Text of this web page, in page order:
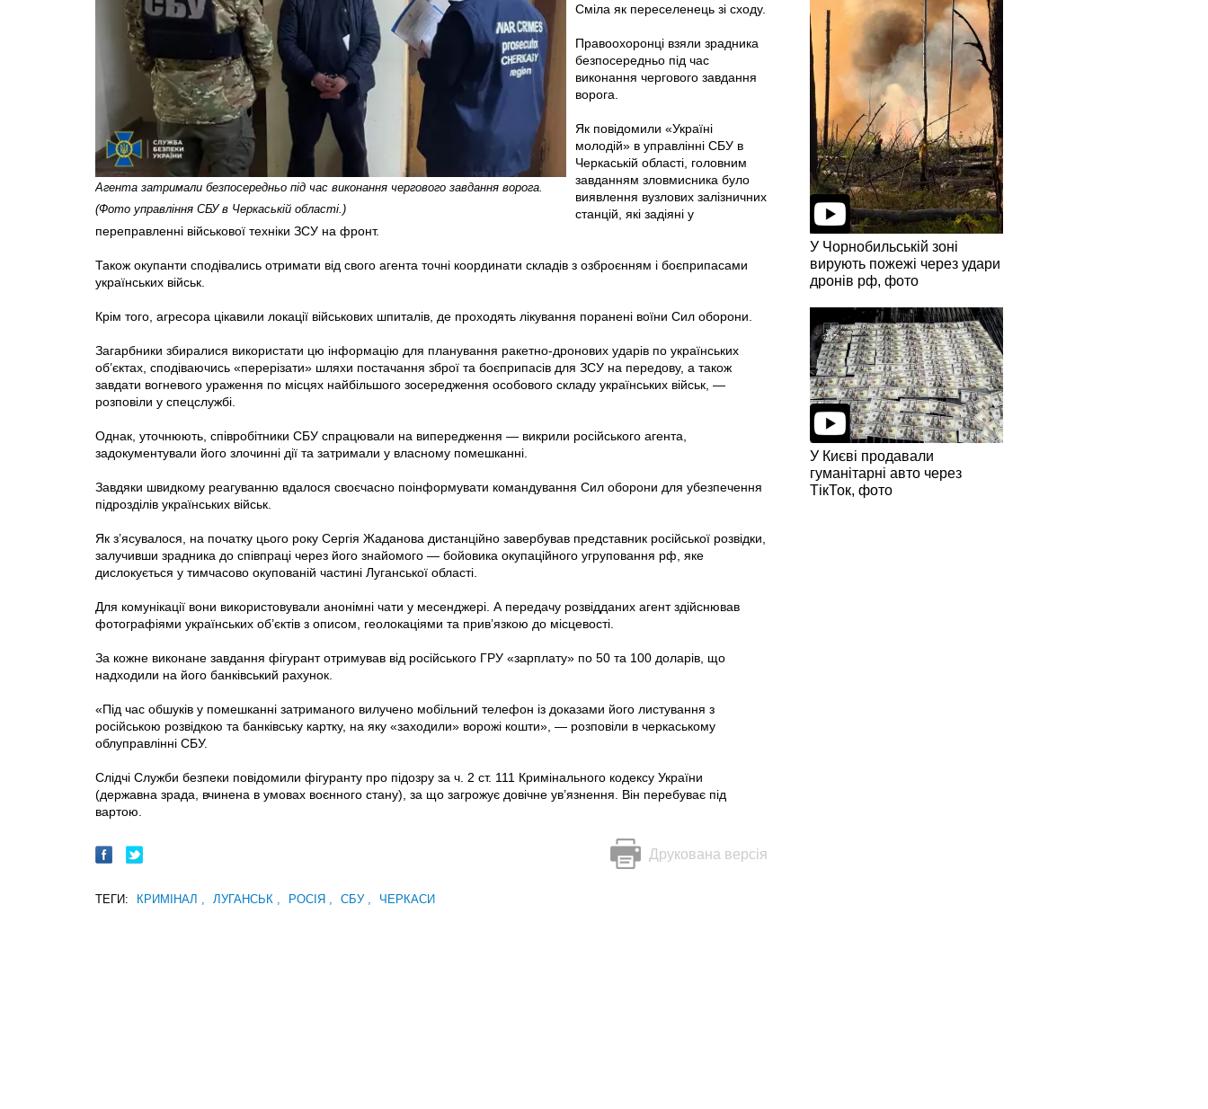
Агента затримали безпосередньо під час виконання чергового завдання ворога.
(Фото управління СБУ в Черкаській області.)
Сміла як переселенець зі сходу.
Правоохоронці взяли зрадника
безпосередньо під час
виконання чергового завдання
ворога.
Як повідомили «Україні
молодій» в управлінні СБУ в
Черкаській області, головним
завданням зловмисника було
виявлення вузлових залізничних
станцій, які задіяні у
переправленні військової техніки ЗСУ на фронт.
Також окупанти сподівались отримати від свого агента точні координати складів з озброєнням і боєприпасами
українських військ.
Крім того, агресора цікавили локації військових шпиталів, де проходять лікування поранені воїни Сил оборони.
Загарбники збиралися використати цю інформацію для планування ракетно-дронових ударів по українських
об’єктах, сподіваючись «перерізати» шляхи постачання зброї та боєприпасів для ЗСУ на передову, а також
завдати вогневого ураження по місцях найбільшого зосередження особового складу українських військ, —
розповіли у спецслужбі.
Однак, уточнюють, співробітники СБУ спрацювали на випередження — викрили російського агента,
задокументували його злочинні дії та затримали у власному помешканні.
Завдяки швидкому реагуванню вдалося своєчасно поінформувати командування Сил оборони для убезпечення
підрозділів українських військ.
Як з’ясувалося, на початку цього року Сергія Жаданова дистанційно завербував представник російської розвідки,
залучивши зрадника до співпраці через його знайомого — бойовика окупаційного угруповання рф, яке
дислокується у тимчасово окупованій частині Луганської області.
Для комунікації вони використовували анонімні чати у месенджері. А передачу розвідданих агент здійснював
фотографіями українських об’єктів з описом, геолокаціями та прив’язкою до місцевості.
За кожне виконане завдання фігурант отримував від російського ГРУ «зарплату» по 50 та 100 доларів, що
надходили на його банківський рахунок.
«Під час обшуків у помешканні затриманого вилучено мобільний телефон із доказами його листування з
російською розвідкою та банківську картку, на яку «заходили» ворожі кошти», — розповіли в черкаському
облуправлінні СБУ.
Слідчі Служби безпеки повідомили фігуранту про підозру за ч. 2 ст. 111 Кримінального кодексу України
(державна зрада, вчинена в умовах воєнного стану), за що загрожує довічне ув’язнення. Він перебуває під
вартою.
Друкована версія
ТЕГИ: КРИМІНАЛ ЛУГАНСЬК РОСІЯ СБУ ЧЕРКАСИ
У Чорнобильській зоні
вирують пожежі через удари
дронів рф, фото
У Києві продавали
гуманітарні авто через
ТікТок, фото